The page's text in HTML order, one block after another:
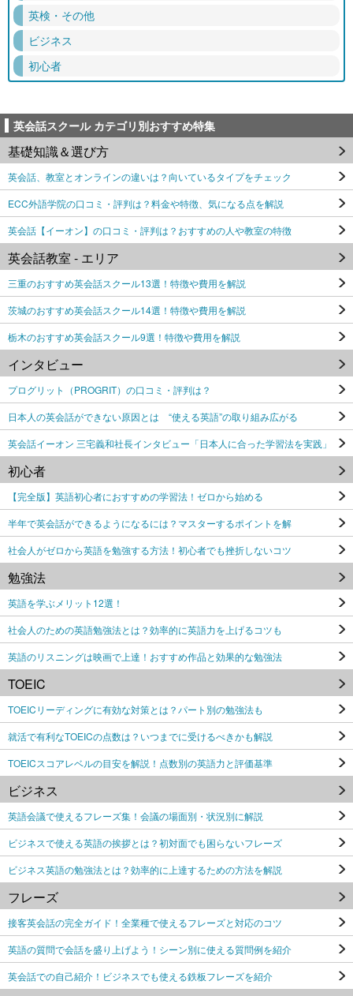
英検・その他
ビジネス
初心者
英会話スクール カテゴリ別おすすめ特集
基礎知識＆選び方
英会話、教室とオンラインの違いは？向いているタイプをチェック
ECC外語学院の口コミ・評判は？料金や特徴、気になる点を解説
英会話【イーオン】の口コミ・評判は？おすすめの人や教室の特徴
英会話教室 - エリア
三重のおすすめ英会話スクール13選！特徴や費用を解説
茨城のおすすめ英会話スクール14選！特徴や費用を解説
栃木のおすすめ英会話スクール9選！特徴や費用を解説
インタビュー
プログリット（PROGRIT）の口コミ・評判は？
日本人の英会話ができない原因とは “使える英語”の取り組み広がる
英会話イーオン 三宅義和社長インタビュー「日本人に合った学習法を実践」
初心者
【完全版】英語初心者におすすめの学習法！ゼロから始める
半年で英会話ができるようになるには？マスターするポイントを解
社会人がゼロから英語を勉強する方法！初心者でも挫折しないコツ
勉強法
英語を学ぶメリット12選！
社会人のための英語勉強法とは？効率的に英語力を上げるコツも
英語のリスニングは映画で上達！おすすめ作品と効果的な勉強法
TOEIC
TOEICリーディングに有効な対策とは？パート別の勉強法も
就活で有利なTOEICの点数は？いつまでに受けるべきかも解説
TOEICスコアレベルの目安を解説！点数別の英語力と評価基準
ビジネス
英語会議で使えるフレーズ集！会議の場面別・状況別に解説
ビジネスで使える英語の挨拶とは？初対面でも困らないフレーズ
ビジネス英語の勉強法とは？効率的に上達するための方法を解説
フレーズ
接客英会話の完全ガイド！全業種で使えるフレーズと対応のコツ
英語の質問で会話を盛り上げよう！シーン別に使える質問例を紹介
英会話での自己紹介！ビジネスでも使える鉄板フレーズを紹介